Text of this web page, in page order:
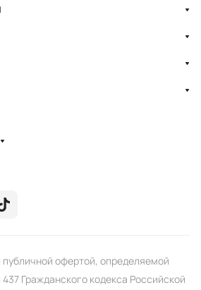
офертой, определяемой
Гражданского кодекса Российской